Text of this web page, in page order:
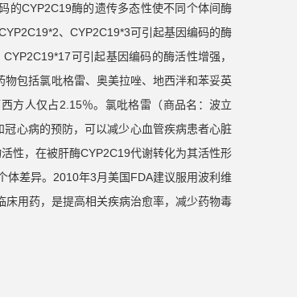
的CYP2C19酶的遗传多态性使不同个体间酶
、CYP2C19*3可引起基因编码的酶
可引起基因编码的酶活性增强，
包括氯吡格雷、奥美拉唑、地西泮和苯妥英
方人仅占2.15％。氯吡格雷（商品名：波立
心病的预防，可以减少心血管疾病患者心脏
性，在被肝酶CYP2C19代谢转化为其活性形
体差异。2010年3月美国FDA建议服用波利维
床用药，是提高相关疾病治愈率，减少药物毒